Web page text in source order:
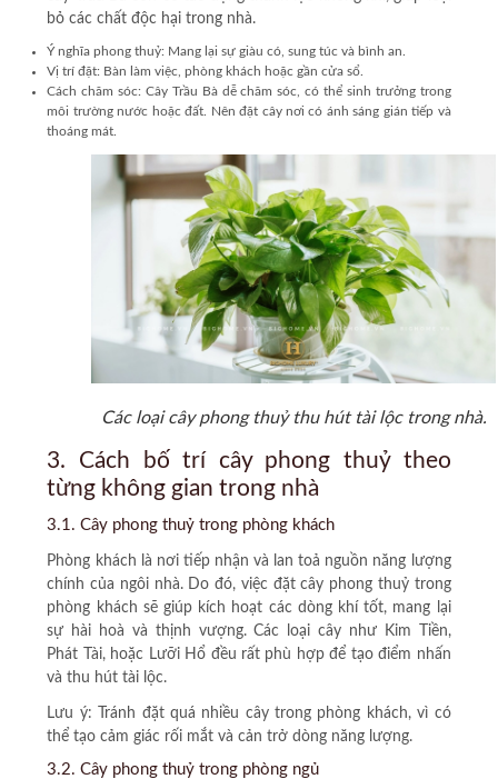
bỏ các chất độc hại trong nhà.
Ý nghĩa phong thuỷ: Mang lại sự giàu có, sung túc và bình an.
Vị trí đặt: Bàn làm việc, phòng khách hoặc gần cửa sổ.
Cách chăm sóc: Cây Trầu Bà dễ chăm sóc, có thể sinh trưởng trong
môi trường nước hoặc đất. Nên đặt cây nơi có ánh sáng gián tiếp và
thoáng mát.
Các loại cây phong thuỷ thu hút tài lộc trong nhà.
3. Cách bố trí cây phong thuỷ theo
từng không gian trong nhà
3.1. Cây phong thuỷ trong phòng khách
Phòng khách là nơi tiếp nhận và lan toả nguồn năng lượng
chính của ngôi nhà. Do đó, việc đặt cây phong thuỷ trong
phòng khách sẽ giúp kích hoạt các dòng khí tốt, mang lại
sự hài hoà và thịnh vượng. Các loại cây như Kim Tiền,
Phát Tài, hoặc Lưỡi Hổ đều rất phù hợp để tạo điểm nhấn
và thu hút tài lộc.
Lưu ý: Tránh đặt quá nhiều cây trong phòng khách, vì có
thể tạo cảm giác rối mắt và cản trở dòng năng lượng.
3.2. Cây phong thuỷ trong phòng ngủ